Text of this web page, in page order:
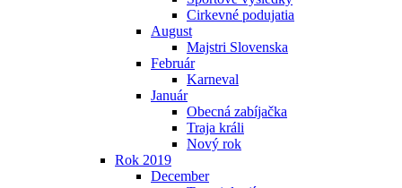
Cirkevné podujatia
August
Majstri Slovenska
Február
Karneval
Január
Obecná zabíjačka
Traja králi
Nový rok
Rok 2019
December